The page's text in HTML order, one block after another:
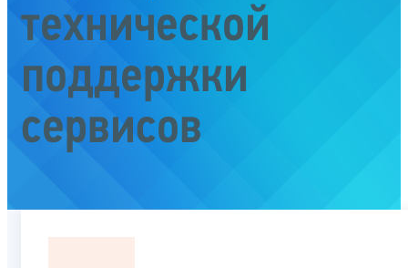
технической
поддержки
сервисов